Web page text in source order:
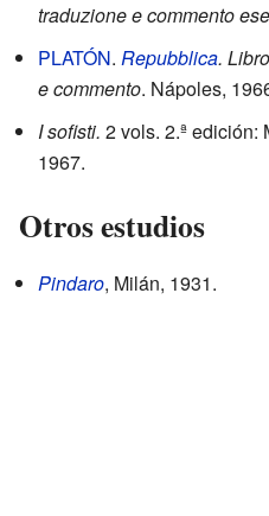
traduzione e commento
PLATÓN. Repubblica.
e commento. Nápoles,
I sofisti. 2 vols. 2.ª edición:
1967.
Otros estudios
Pindaro, Milán, 1931.